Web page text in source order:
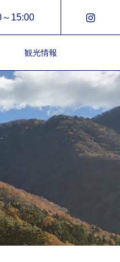
観光情報
15:00